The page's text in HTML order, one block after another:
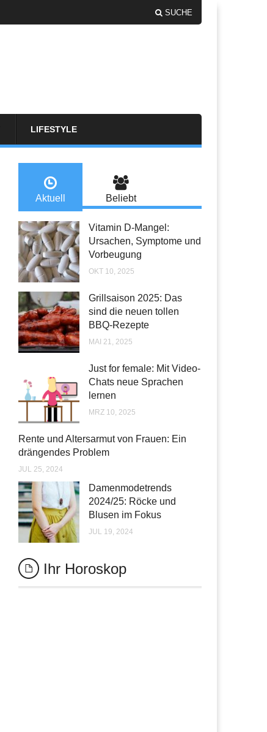
SUCHE
LIFESTYLE
Aktuell Beliebt
Vitamin D-Mangel:
Ursachen, Symptome und
Vorbeugung
OKT 10, 2025
Grillsaison 2025: Das
sind die neuen tollen
BBQ-Rezepte
MAI 21, 2025
Just for female: Mit Video-
Chats neue Sprachen
lernen
MRZ 10, 2025
Rente und Altersarmut von Frauen: Ein
drängendes Problem
JUL 25, 2024
Damenmodetrends
2024/25: Röcke und
Blusen im Fokus
JUL 19, 2024
Ihr Horoskop